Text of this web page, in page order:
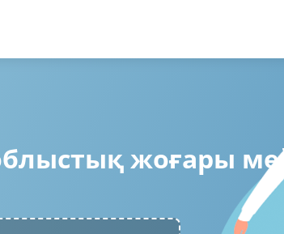
жоғары